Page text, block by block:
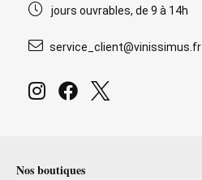
jours ouvrables, de 9 à 14h
service_client@vinissimus.fr
Nos boutiques